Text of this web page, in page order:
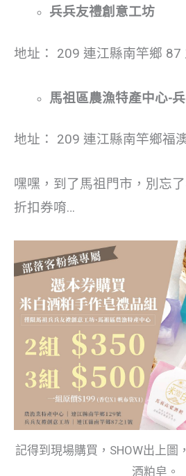
兵兵友禮創意工坊
地址： 209 連江縣南竿鄉 87
馬祖區農漁特產中心-
地址： 209 連江縣南竿鄉福
嘿嘿，到了馬祖門市，別忘
折扣券唷…
記得到現場購買，SHOW出上圖
酒粕皂。